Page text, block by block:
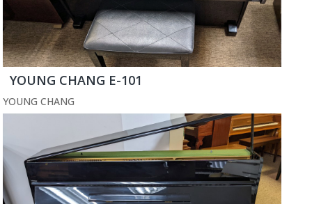
YOUNG CHANG E-101
YOUNG CHANG